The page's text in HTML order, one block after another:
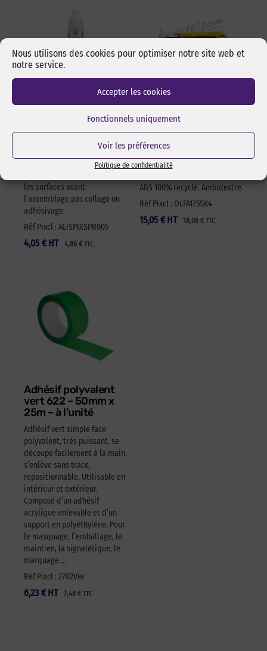
Nous utilisons des cookies pour optimiser notre site web et
notre service.
Accepter les cookies
Fonctionnels uniquement
Voir les préférences
Politique de confidentialité
Alcool isopropylique
by-pixcl en spray de
50 ml
Spray de 50 ml d’alcool
isopropylique de marque
les surfaces avant
l’assemblage pas collage ou
adhésivage.
Réf Pixcl : ALISPIXSPR005
4,05 € 4,86 € TTC
HT
Cutter sécurité Olfa
17,5 mm SK-4 Green
Cutter sécurité Olfa SK-4
Green pour lames 17,5 mm.
Changement de lame rapide
ABS 100% recyclé. Ambidextre.
Réf Pixcl : OLFA175SK4
15,05 € 18,06 € TTC
HT
Adhésif polyvalent
vert 622 – 50mm x
25m – à l’unité
Adhésif vert simple face
polyvalent, très puissant, se
découpe facilement à la main,
s’enlève sans trace,
repositionnable. Utilisable en
intérieur et extérieur.
Composé d’un adhésif
acrylique enlevable et d’un
support en polyéthylène. Pour
le masquage, l’emballage, le
maintien, la signalétique, le
marquage …
Réf Pixcl : 2702Ver
6,23 € 7,48 € TTC
HT